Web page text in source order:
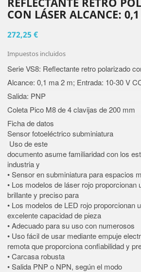
CON LÁSER ALCANCE:
272,25 €
Impuestos incluidos
Serie VS8: Reflectante retro polarizado
Alcance: 0,1 ma 2 m; Entrada: 10-30 V
Salida: PNP
Coleta Pico M8 de 4 clavijas de 200 mm
Ficha de datos
Sensor fotoeléctrico subminiatura
Uso de este
documento asume familiaridad con los
industria y
• Sensor en subminiatura para espacios
• Los modelos de láser rojo proporcionan
brillante y preciso para
• Los modelos de LED rojo proporcionan
excelente capacidad de pieza
• Adecuado para su uso con numerosos
• Uso fácil de usar mediante empuje
remota que proporciona confiabilidad y
• Carcasa robusta
• Salida PNP o NPN, según el modo